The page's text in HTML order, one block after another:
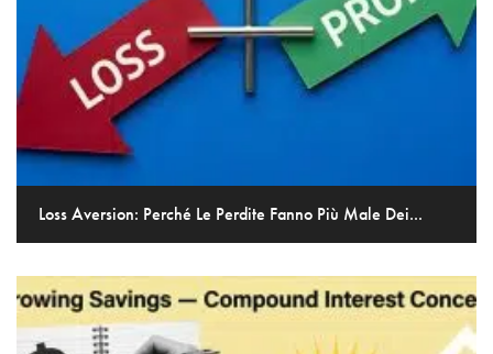
Loss Aversion: Perché Le Perdite Fanno Più Male Dei...